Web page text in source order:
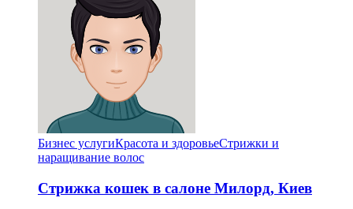
Бизнес услугиКрасота и здоровьеСтрижки и
наращивание волос
Стрижка кошек в салоне Милорд, Киев